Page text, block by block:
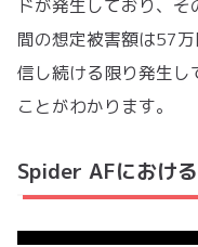
ドが発生しており、
間の想定被害額は57
信し続ける限り発生し
ことがわかります。
Spider AFにおけ